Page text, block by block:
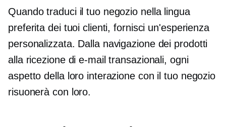
Quando traduci il tuo negozio nella lingua
preferita dei tuoi clienti, fornisci un'esperienza
personalizzata. Dalla navigazione dei prodotti
alla ricezione di e-mail transazionali, ogni
aspetto della loro interazione con il tuo negozio
risuonerà con loro.